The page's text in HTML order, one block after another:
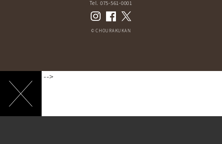
Tel. 075-561-0001
© CHOURAKUKAN
-->